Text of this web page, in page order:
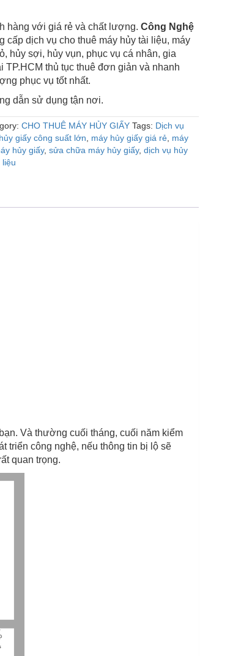
hàng với giá rẻ và chất lượng.Công Nghệ
cấp dịch vụ cho thuê máy hủy tài liệu, máy
hủy sợi, hủy vụn, phục vụ cá nhân, gia
TP.HCM thủ tục thuê đơn giản và nhanh
phục vụ tốt nhất.
dẫn sử dụng tận nơi.
CHO THUÊ MÁY HỦY GIẤY Tags: Dịch vụ
giấy công suất lớn máy hủy giấy giá rẻ máy
hủy giấy,sửa chữa máy hủy giấy,dịch vụ hủy
liệu
Và thường cuối tháng, cuối năm kiểm
triển công nghệ, nếu thông tin bị lộ sẽ
quan trọng.